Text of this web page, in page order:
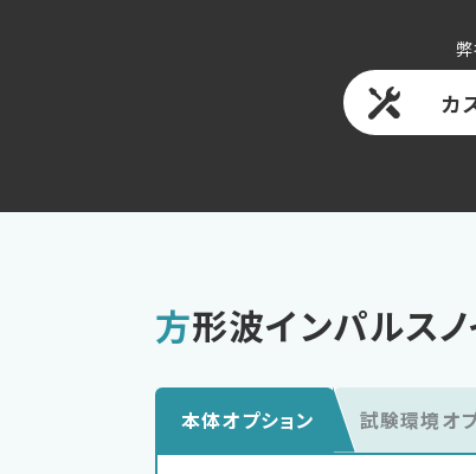
カ
方形波インパルス
本体オプション 試験環境オ